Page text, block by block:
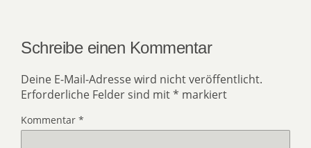
Schreibe einen Kommentar
Deine E-Mail-Adresse wird nicht veröffentlicht.
Erforderliche Felder sind mit* markiert
Kommentar *